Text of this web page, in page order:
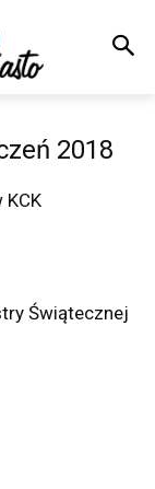
2018
Świątecznej